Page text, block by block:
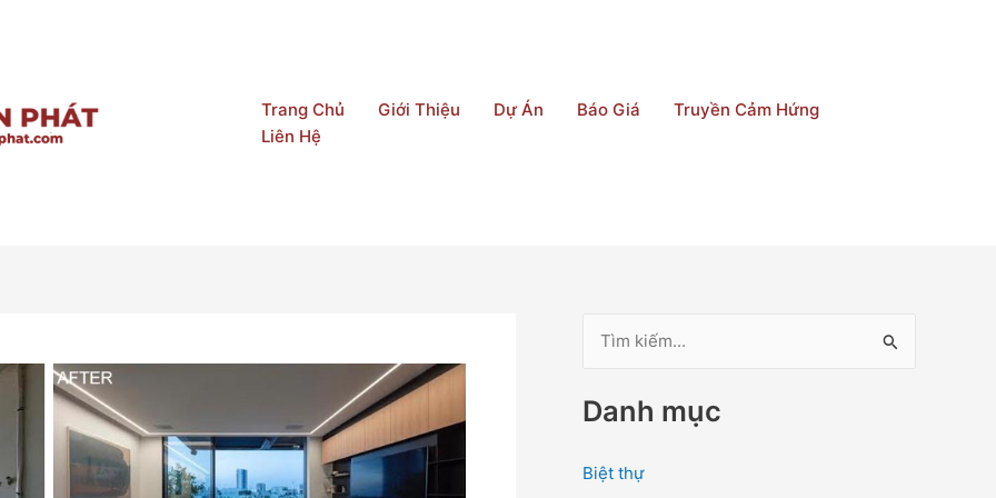
Trang Chủ
Giới Thiệu Dự Án Báo Giá
Truyền Cảm Hứng
Liên Hệ
m
i
Danh mục
Biệt thự